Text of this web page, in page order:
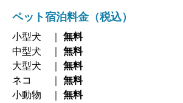
ペット宿泊料金（税込）
小型犬 ｜
無料
中型犬 ｜ 無料
大型犬 ｜ 無料
ネコ ｜ 無料
小動物 ｜ 無料